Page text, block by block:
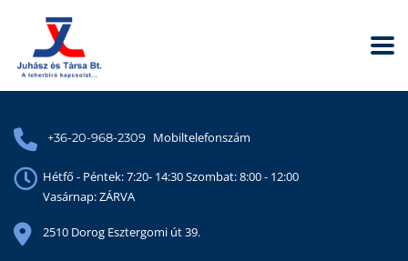
+36-20-968-2309 Mobiltelefonszám
Hétfő - Péntek: 7:20- 14:30 Szombat: 8:00 - 12:00
Vasárnap: ZÁRVA
2510 Dorog Esztergomi út 39.